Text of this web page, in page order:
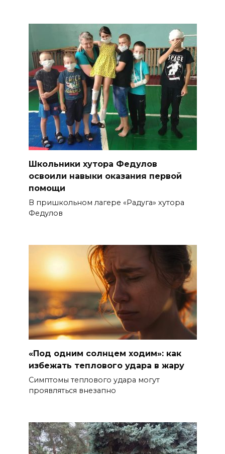
Школьники хутора Федулов
освоили навыки оказания первой
помощи
В пришкольном лагере «Радуга» хутора
Федулов
«Под одним солнцем ходим»: как
избежать теплового удара в жару
Симптомы теплового удара могут
проявляться внезапно